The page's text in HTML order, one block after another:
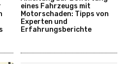
eines Fahrzeugs mit
Motorschaden: Tipps von
Experten und
Erfahrungsberichte